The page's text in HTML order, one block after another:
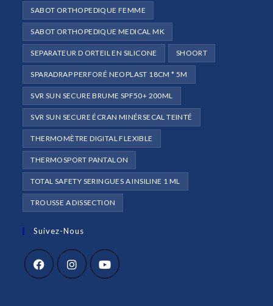
SABOT ORTHOPEDIQUE FEMME
SABOT ORTHOPEDIQUE MEDICAL MK
SEPARATEUR D ORTEIL EN SILICONE SHOORT
SPARADRAP PERFORÉ NEOPLAST 18CM * 5M
SVR SUN SECURE BRUME SPF50+ 200ML
SVR SUN SECURE ÉCRAN MINÉRSECAL TEINTÉ
THERMOMÈTRE DIGITAL FLEXIBLE
THERMOSPORT PANTALON
TOTAL SAFETY SERINGUES A INSILINE 1 ML
TROUSSE A DISSECTION
Suivez-Nous